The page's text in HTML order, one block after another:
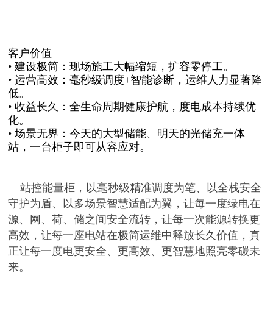
客户价值
• 建设极简：现场施工大幅缩短，扩容零停工。
• 运营高效：毫秒级调度+智能诊断，运维人力显著降
低。
• 收益长久：全生命周期健康护航，度电成本持续优
化。
• 场景无界：今天的大型储能、明天的光储充一体
站，一台柜子即可从容应对。
站控能量柜，以毫秒级精准调度为笔、以全栈安全
守护为盾、以多场景智慧适配为翼，让每一度绿电在
源、网、荷、储之间安全流转，让每一次能源转换更
高效，让每一座电站在极简运维中释放长久价值，真
正让每一度电更安全、更高效、更智慧地照亮零碳未
来。